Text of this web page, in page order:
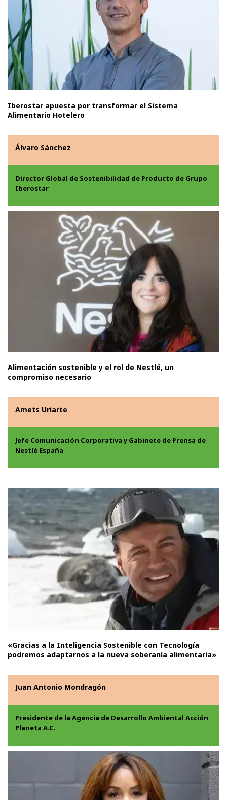
Iberostar apuesta por transformar el Sistema
Alimentario Hotelero
Álvaro Sánchez
Director Global de Sostenibilidad de Producto de Grupo
Iberostar
Alimentación sostenible y el rol de Nestlé, un
compromiso necesario
Amets Uriarte
Jefe Comunicación Corporativa y Gabinete de Prensa de
Nestlé España
«Gracias a la Inteligencia Sostenible con Tecnología
podremos adaptarnos a la nueva soberanía alimentaria»
Juan Antonio Mondragón
Presidente de la Agencia de Desarrollo Ambiental Acción
Planeta A.C.